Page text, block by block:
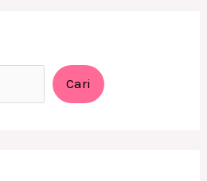
Cari